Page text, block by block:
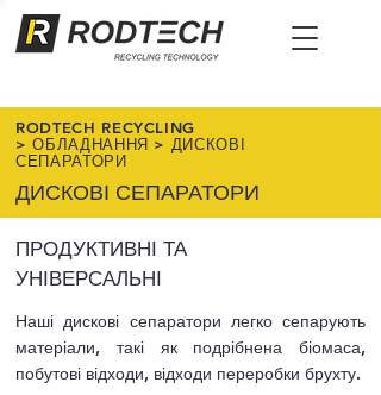
RODTECH RECYCLING
> ОБЛАДНАННЯ > ДИСКОВІ
СЕПАРАТОРИ
ДИСКОВІ СЕПАРАТОРИ
ПРОДУКТИВНІ ТА
УНІВЕРСАЛЬНІ
Наші дискові сепаратори легко сепарують
матеріали, такі як подрібнена біомаса,
побутові відходи, відходи переробки брухту.